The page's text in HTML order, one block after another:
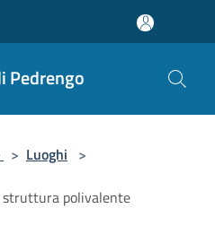
Pedrengo
> Luoghi >
struttura polivalente